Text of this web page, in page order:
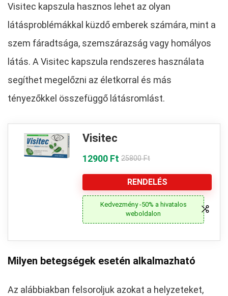
Visitec kapszula hasznos lehet az olyan
látásproblémákkal küzdő emberek számára, mint a
szem fáradtsága, szemszárazság vagy homályos
látás. A Visitec kapszula rendszeres használata
segíthet megelőzni az életkorral és más
tényezőkkel összefüggő látásromlást.
Visitec
12900 Ft 25800 Ft
RENDELÉS
Kedvezmény -50% a hivatalos
weboldalon
Milyen betegségek esetén alkalmazható
Az alábbiakban felsoroljuk azokat a helyzeteket,